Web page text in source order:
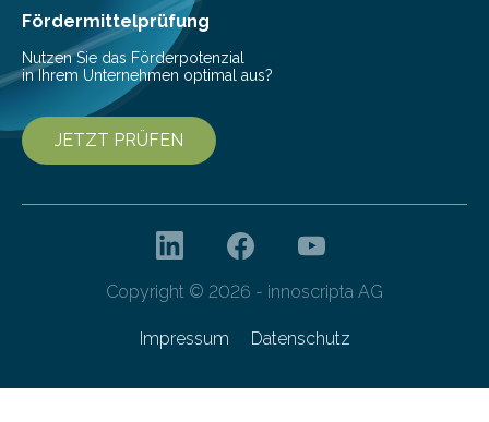
Fördermittelprüfung
Nutzen Sie das Förderpotenzial
in Ihrem Unternehmen optimal aus?
JETZT PRÜFEN
Copyright © 2026 - innoscripta AG
Impressum Datenschutz